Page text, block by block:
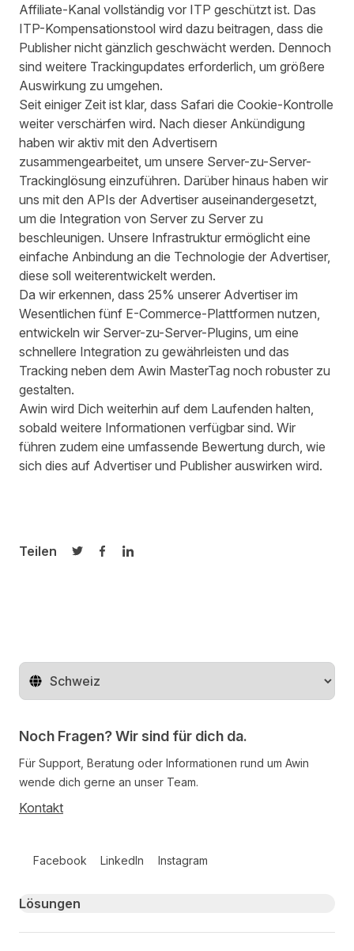
Affiliate-Kanal vollständig vor ITP geschützt ist. Das
ITP-Kompensationstool wird dazu beitragen, dass die
Publisher nicht gänzlich geschwächt werden. Dennoch
sind weitere Trackingupdates erforderlich, um größere
Auswirkung zu umgehen.
Seit einiger Zeit ist klar, dass Safari die Cookie-Kontrolle
weiter verschärfen wird. Nach dieser Ankündigung
haben wir aktiv mit den Advertisern
zusammengearbeitet, um unsere Server-zu-Server-
Trackinglösung einzuführen. Darüber hinaus haben wir
uns mit den APIs der Advertiser auseinandergesetzt,
um die Integration von Server zu Server zu
beschleunigen. Unsere Infrastruktur ermöglicht eine
einfache Anbindung an die Technologie der Advertiser,
diese soll weiterentwickelt werden.
Da wir erkennen, dass 25% unserer Advertiser im
Wesentlichen fünf E-Commerce-Plattformen nutzen,
entwickeln wir Server-zu-Server-Plugins, um eine
schnellere Integration zu gewährleisten und das
Tracking neben dem Awin MasterTag noch robuster zu
gestalten.
Awin wird Dich weiterhin auf dem Laufenden halten,
sobald weitere Informationen verfügbar sind. Wir
führen zudem eine umfassende Bewertung durch, wie
sich dies auf Advertiser und Publisher auswirken wird.
Teilen
Auf Twitter teilen
Auf Facebook teilen
Auf LinkedIn teilen
Region ändern
Noch Fragen? Wir sind für dich da.
Für Support, Beratung oder Informationen rund um Awin
wende dich gerne an unser Team.
Kontakt
Facebook LinkedIn Instagram
Primary footer navigation
Lösungen